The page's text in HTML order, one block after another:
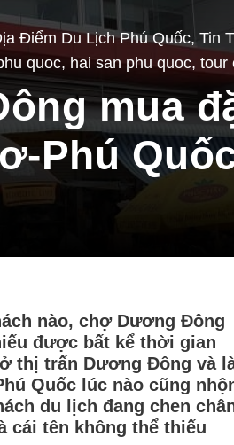
Điểm Du Lịch Phú Quốc, Tin
quoc, hai san phu quoc, tour
mua
Phú
nào, chợ Dương Đông
được bất kể thời gian
thị trấn Dương Đông và
Quốc lúc nào cũng
du lịch đang chen
cái tên không thể thiếu